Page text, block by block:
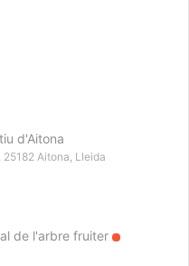
d'Aitona
Aitona, Lleida
de l'arbre fruiter